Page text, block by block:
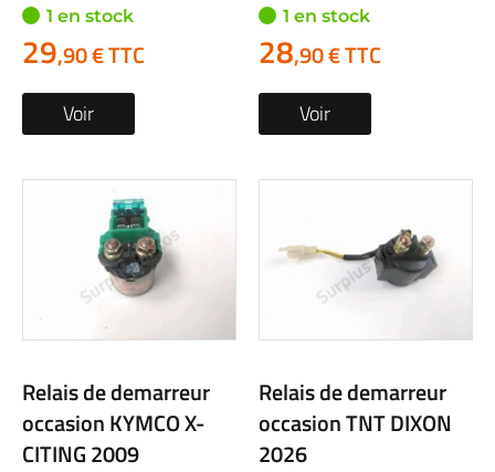
1 en stock
29,90 € TTC
Voir
1 en stock
28,90 € TTC
Voir
Relais de demarreur
occasion KYMCO X-
CITING 2009
Relais de demarreur
occasion TNT DIXON
2026